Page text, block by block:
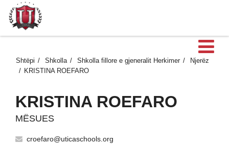
Shtëpi Shkolla Shkolla fillore e gjeneralit Herkimer
Njerëz
KRISTINA ROEFARO
KRISTINA ROEFARO
MËSUES
croefaro@uticaschools.org